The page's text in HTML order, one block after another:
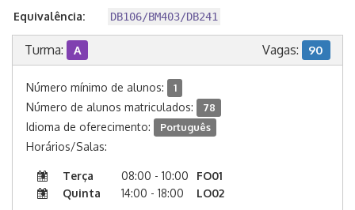
Equivalência: DB106/BM403/DB241
Turma: A Vagas: 90
Número mínimo de alunos: 1
Número de alunos matriculados: 78
Idioma de oferecimento: Português
Horários/Salas:
Terça 08:00 - 10:00
FO01
Quinta
14:00 - 18:00
LO02